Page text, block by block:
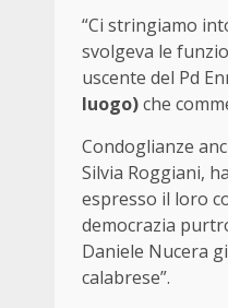
“Ci stringiamo
svolgeva le
uscente del Pd
luogo)che
Condoglianze
Silvia Roggiani,
espresso il loro
democrazia
Daniele Nucera
calabrese”.